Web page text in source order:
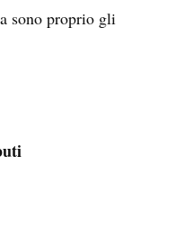
sono proprio gli